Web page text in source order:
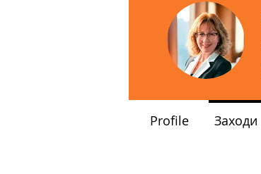
Profile Заходи